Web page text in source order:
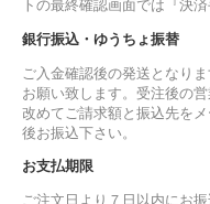
トの最終確認画面では『決
銀行振込・ゆうちょ振替
ご入金確認後の発送となり
お願い致します。受注後の
改めてご請求額と振込先を
後お振込下さい。
お支払期限
ご注文日より７日以内にお